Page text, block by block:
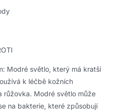
Modré světlo, který má kratší
k léčbě kožních
růžovka. Modré světlo může
na bakterie, které způsobují